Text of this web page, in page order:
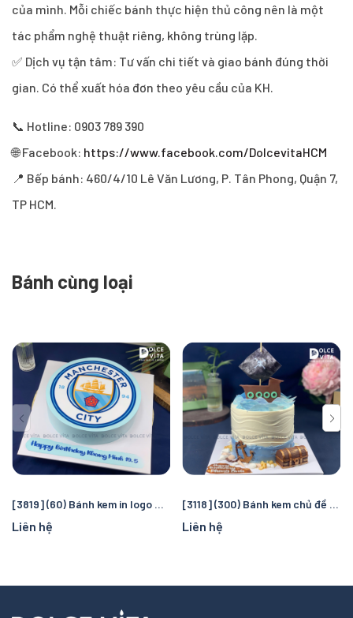
của mình. Mỗi chiếc bánh thực hiện thủ công nên là một
tác phẩm nghệ thuật riêng, không trùng lặp.
✅ Dịch vụ tận tâm: Tư vấn chi tiết và giao bánh đúng thời
gian. Có thể xuất hóa đơn theo yêu cầu của KH.
📞 Hotline: 0903 789 390
🌐 Facebook: https://www.facebook.com/DolcevitaHCM
📍 Bếp bánh: 460/4/10 Lê Văn Lương, P. Tân Phong, Quận 7,
TP HCM.
Bánh cùng loại
[3819] (60) Bánh kem in logo Manchester City – Quà tặng sinh nhật hoàn hảo cho fan bóng đá
Liên hệ
[3118] (300) Bánh kem chủ đề cướp biển và đại dương – Chuyến truy tìm kho báu kỳ thú cho bé
Liên hệ